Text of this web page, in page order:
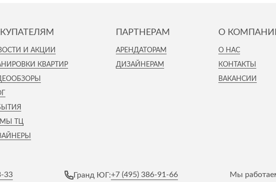
И АКЦИИ
КВАРТИР
ТЦ
ПАРТНЕРАМ
АРЕНДАТОРАМ
ДИЗАЙНЕРАМ
О
О НАС
КОНТАКТЫ
ВАКАНСИИ
33 Гранд ЮГ:+7 (495) 386-91-66 Мы